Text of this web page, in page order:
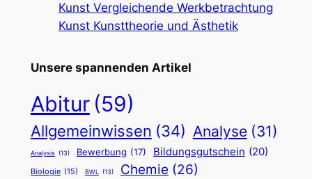
Kunst Vergleichende Werkbetrachtung
Kunst Kunsttheorie und Ästhetik
Unsere spannenden Artikel
Abitur (59)
Allgemeinwissen (34) Analyse (31)
Analysis (13) Bewerbung (17) Bildungsgutschein (20)
Biologie (15) BWL (13) Chemie (26)